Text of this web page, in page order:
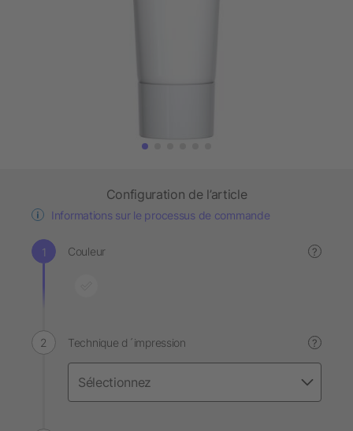
Configuration de l’article
Informations sur le processus de commande
Couleur ?
Technique d´impression ?